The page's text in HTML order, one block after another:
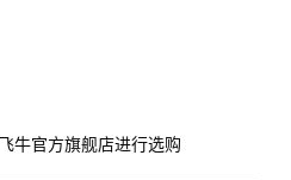
牛官方旗舰店进行选购